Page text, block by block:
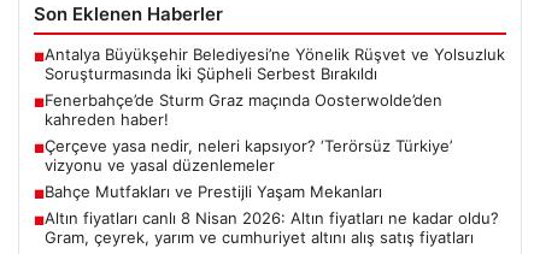
Son Eklenen Haberler
■Antalya Büyükşehir Belediyesi’ne Yönelik Rüşvet ve Yolsuzluk
Soruşturmasında İki Şüpheli Serbest Bırakıldı
■Fenerbahçe’de Sturm Graz maçında Oosterwolde’den
kahreden haber!
■Çerçeve yasa nedir, neleri kapsıyor? ‘Terörsüz Türkiye’
vizyonu ve yasal düzenlemeler
■Bahçe Mutfakları ve Prestijli Yaşam Mekanları
■Altın fiyatları canlı 8 Nisan 2026: Altın fiyatları ne kadar oldu?
Gram, çeyrek, yarım ve cumhuriyet altını alış satış fiyatları